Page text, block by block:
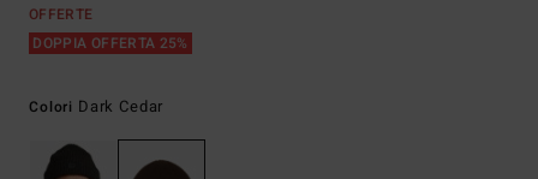
OFFERTE
DOPPIA OFFERTA 25%
Colori Dark Cedar